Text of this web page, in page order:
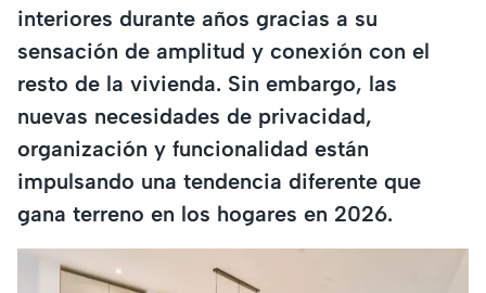
interiores durante años gracias a su
sensación de amplitud y conexión con el
resto de la vivienda. Sin embargo, las
nuevas necesidades de privacidad,
organización y funcionalidad están
impulsando una tendencia diferente que
gana terreno en los hogares en 2026.